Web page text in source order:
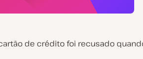
de crédito foi recusado